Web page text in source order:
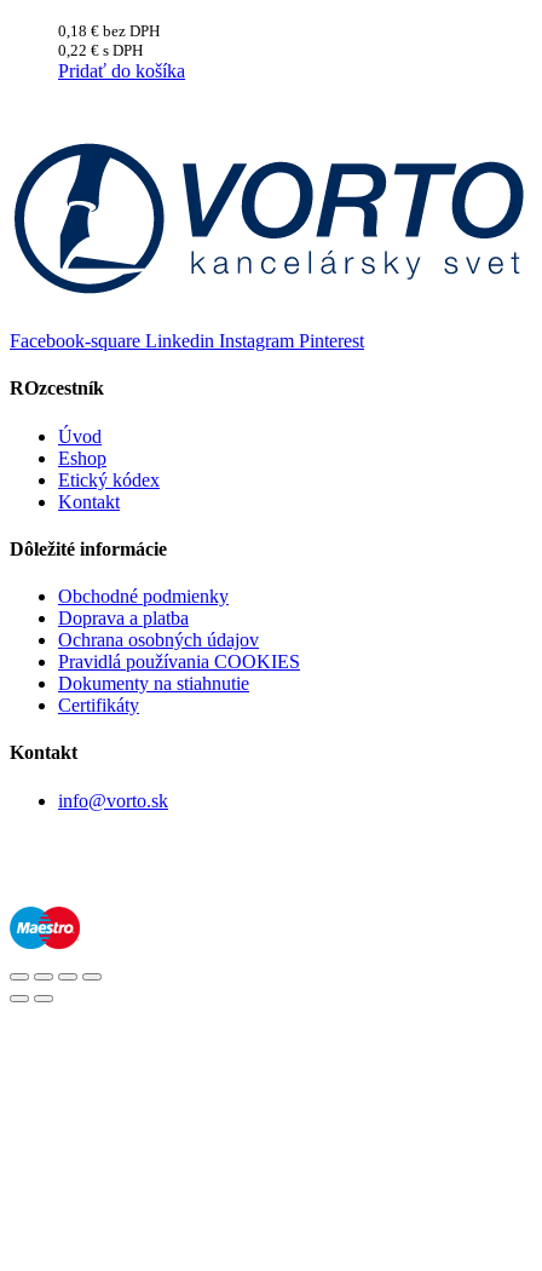
0,18 € bez DPH
0,22 € s DPH
Pridať do košíka
Facebook-square Linkedin Instagram Pinterest
ROzcestník
Úvod
Eshop
Etický kódex
Kontakt
Dôležité informácie
Obchodné podmienky
Doprava a platba
Ochrana osobných údajov
Pravidlá používania COOKIES
Dokumenty na stiahnutie
Certifikáty
Kontakt
info@vorto.sk